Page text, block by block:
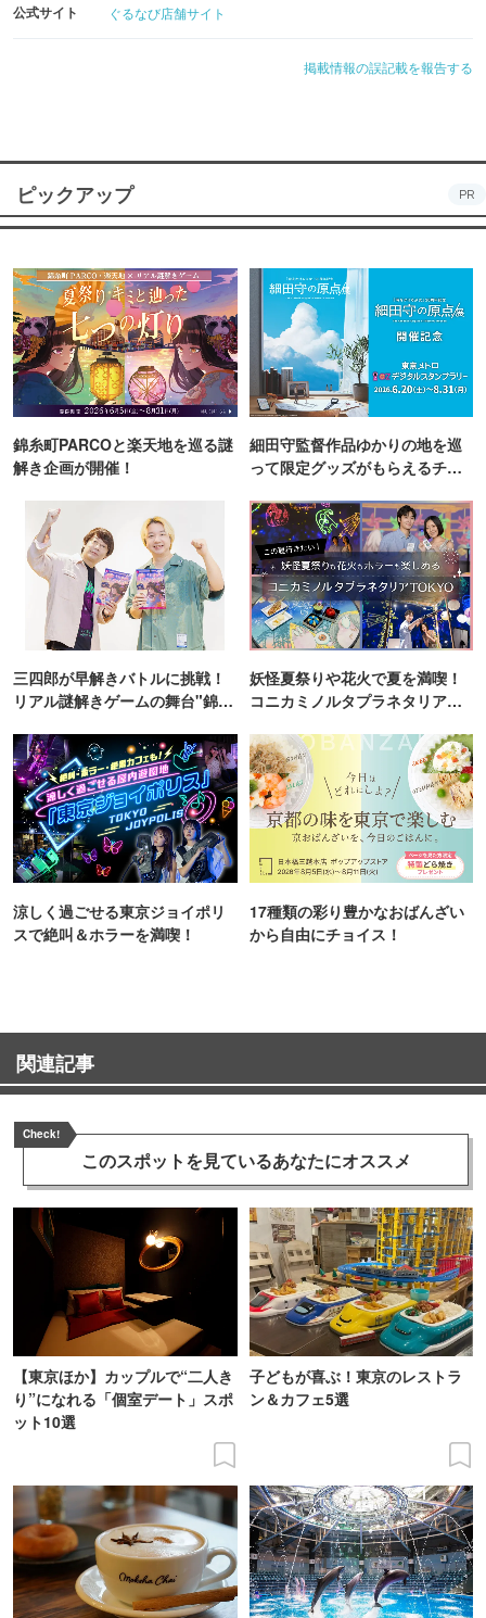
公式サイト ぐるなび店舗サイト
掲載情報の誤記載を報告する
ピックアップ PR
錦糸町PARCOと楽天地を巡る謎
解き企画が開催！
細田守監督作品ゆかりの地を巡
って限定グッズがもらえるチャ
三四郎が早解きバトルに挑戦！
リアル謎解きゲームの舞台"錦糸
妖怪夏祭りや花火で夏を満喫！
コニカミノルタプラネタリア
涼しく過ごせる東京ジョイポリ
スで絶叫＆ホラーを満喫！
17種類の彩り豊かなおばんざい
から自由にチョイス！
関連記事
Check!
このスポットを見ているあなたにオススメ
【東京ほか】カップルで“二人き
り”になれる「個室デート」スポ
ット10選
子どもが喜ぶ！東京のレストラ
ン＆カフェ5選